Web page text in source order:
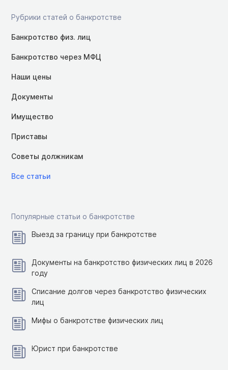
Рубрики статей о банкротстве
Банкротство физ. лиц
Банкротство через МФЦ
Наши цены
Документы
Имущество
Приставы
Советы должникам
Все статьи
Популярные статьи о банкротстве
Выезд за границу при банкротстве
Документы на банкротство физических лиц в 2026
году
Списание долгов через банкротство физических
лиц
Мифы о банкротстве физических лиц
Юрист при банкротстве